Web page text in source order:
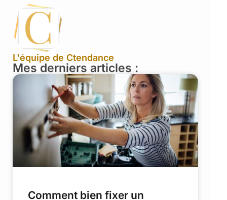
L'équipe de Ctendance
Mes derniers articles :
Comment bien fixer un